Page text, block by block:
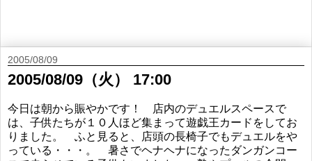
2005/08/09
2005/08/09（火） 17:00
今日は朝から賑やかです！ 店内のデュエルスペースで
は、子供たちが１０人ほど集まって遊戯王カードをしてお
りました。 ふと見ると、店頭の長椅子でもデュエルをや
っている・・・。 暑さでヘナヘナになったダンガンコー